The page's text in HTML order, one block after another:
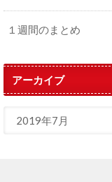
１週間のまとめ
アーカイブ